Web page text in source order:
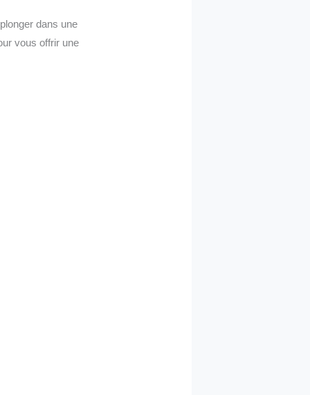
dans une
vous offrir une